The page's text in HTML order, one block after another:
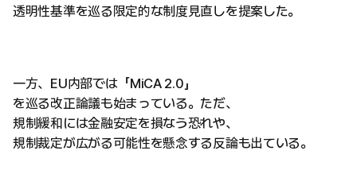
透明性基準を巡る限定的な制度見直しを提案した。
一方、EU内部では「MiCA 2.0」
を巡る改正論議も始まっている。ただ、
規制緩和には金融安定を損なう恐れや、
規制裁定が広がる可能性を懸念する反論も出ている。